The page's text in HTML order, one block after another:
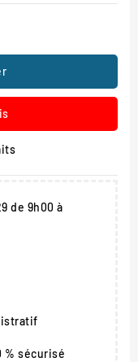
de 9h00 à
% sécurisé